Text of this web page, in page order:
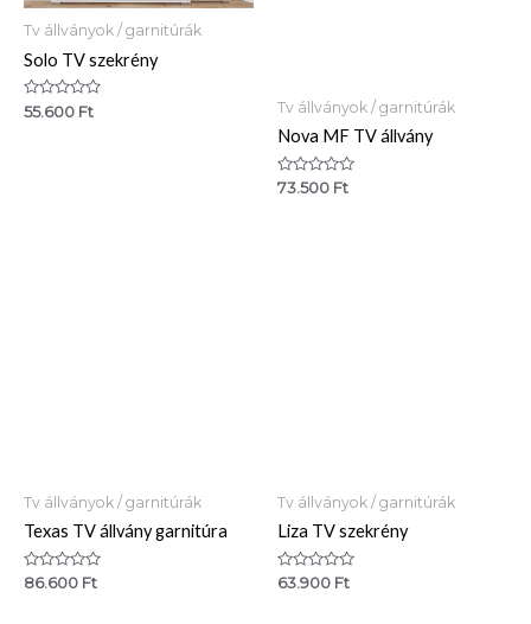
Tv állványok / garnitúrák
Solo TV szekrény
Értékelés:
0
55.600 Ft Tv állványok / garnitúrák
Nova MF TV állvány
Értékelés:
73.500 Ft
Tv állványok / garnitúrák
Texas TV állvány garnitúra
Értékelés:
86.600 Ft
Tv állványok / garnitúrák
Liza TV szekrény
Értékelés:
63.900 Ft